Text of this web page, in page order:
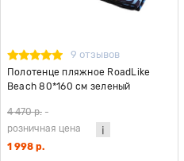
9 отзывов
Полотенце пляжное RoadLike
Beach 80*160 см зеленый
4 470 р. -
розничная цена
1 998 р.